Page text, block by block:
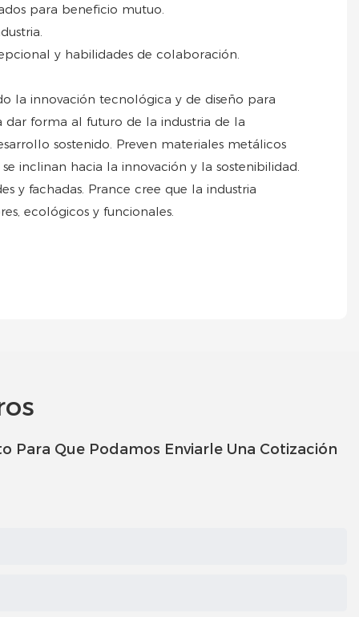
para beneficio mutuo.
y habilidades de colaboración.
la innovación tecnológica y de diseño para
dar forma al futuro de la industria de la
sostenido. Preven materiales metálicos
inclinan hacia la innovación y la sostenibilidad.
y fachadas. Prance cree que la industria
ecológicos y funcionales.
Que Podamos Enviarle Una Cotización